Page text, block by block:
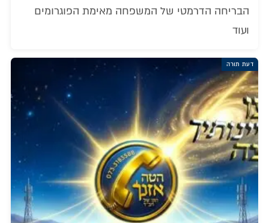
הבריחה הדרמטי של המשפחה מאימת הפוגרומים
ועוד
דעת תורה